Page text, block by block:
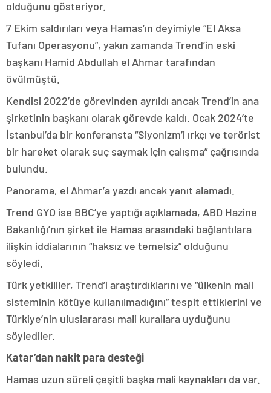
olduğunu gösteriyor.
7 Ekim saldırıları veya Hamas’ın deyimiyle “El Aksa
Tufanı Operasyonu”, yakın zamanda Trend’in eski
başkanı Hamid Abdullah el Ahmar tarafından
övülmüştü.
Kendisi 2022’de görevinden ayrıldı ancak Trend’in ana
şirketinin başkanı olarak görevde kaldı. Ocak 2024’te
İstanbul’da bir konferansta “Siyonizm’i ırkçı ve terörist
bir hareket olarak suç saymak için çalışma” çağrısında
bulundu.
Panorama, el Ahmar’a yazdı ancak yanıt alamadı.
Trend GYO ise BBC’ye yaptığı açıklamada, ABD Hazine
Bakanlığı’nın şirket ile Hamas arasındaki bağlantılara
ilişkin iddialarının “haksız ve temelsiz” olduğunu
söyledi.
Türk yetkililer, Trend’i araştırdıklarını ve “ülkenin mali
sisteminin kötüye kullanılmadığını” tespit ettiklerini ve
Türkiye’nin uluslararası mali kurallara uyduğunu
söylediler.
Katar’dan nakit para desteği
Hamas uzun süreli çeşitli başka mali kaynakları da var.